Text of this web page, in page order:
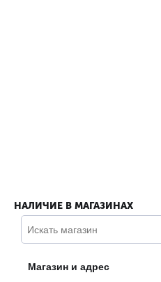
НАЛИЧИЕ В МАГАЗИНАХ
Магазин и адрес